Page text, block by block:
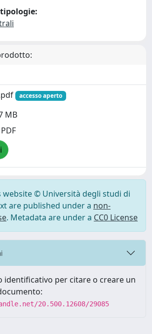
accesso aperto
MB
website © Università degli studi di
are published under a non-
. Metadata are under a CC0 License
identificativo per citare o creare un
20.500.12608/29085